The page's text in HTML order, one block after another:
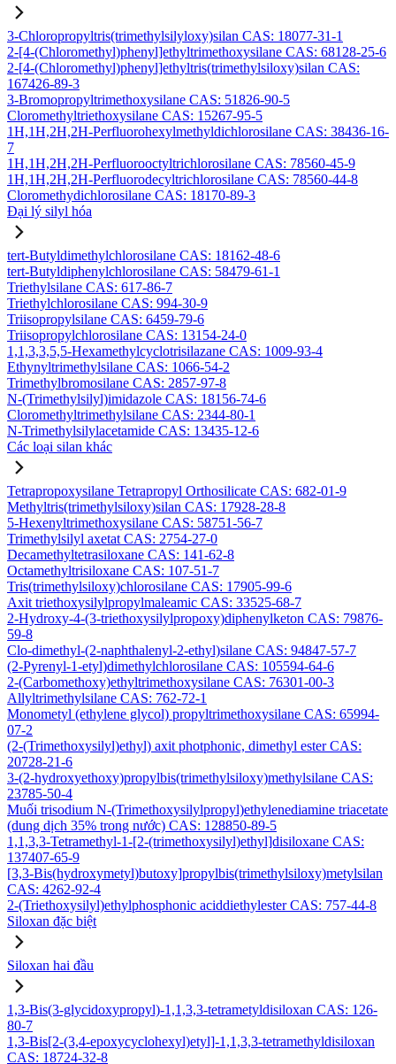
3-Chloropropyltris(trimethylsilyloxy)silan CAS: 18077-31-1
2-[4-(Chloromethyl)phenyl]ethyltrimethoxysilane CAS: 68128-25-6
2-[4-(Chloromethyl)phenyl]ethyltris(trimethylsiloxy)silan CAS:
167426-89-3
3-Bromopropyltrimethoxysilane CAS: 51826-90-5
Cloromethyltriethoxysilane CAS: 15267-95-5
1H,1H,2H,2H-Perfluorohexylmethyldichlorosilane CAS: 38436-16-
7
1H,1H,2H,2H-Perfluorooctyltrichlorosilane CAS: 78560-45-9
1H,1H,2H,2H-Perfluorodecyltrichlorosilane CAS: 78560-44-8
Cloromethydichlorosilane CAS: 18170-89-3
Đại lý silyl hóa
tert-Butyldimethylchlorosilane CAS: 18162-48-6
tert-Butyldiphenylchlorosilane CAS: 58479-61-1
Triethylsilane CAS: 617-86-7
Triethylchlorosilane CAS: 994-30-9
Triisopropylsilane CAS: 6459-79-6
Triisopropylchlorosilane CAS: 13154-24-0
1,1,3,3,5,5-Hexamethylcyclotrisilazane CAS: 1009-93-4
Ethynyltrimethylsilane CAS: 1066-54-2
Trimethylbromosilane CAS: 2857-97-8
N-(Trimethylsilyl)imidazole CAS: 18156-74-6
Cloromethyltrimethylsilane CAS: 2344-80-1
N-Trimethylsilylacetamide CAS: 13435-12-6
Các loại silan khác
Tetrapropoxysilane Tetrapropyl Orthosilicate CAS: 682-01-9
Methyltris(trimethylsiloxy)silan CAS: 17928-28-8
5-Hexenyltrimethoxysilane CAS: 58751-56-7
Trimethylsilyl axetat CAS: 2754-27-0
Decamethyltetrasiloxane CAS: 141-62-8
Octamethyltrisiloxane CAS: 107-51-7
Tris(trimethylsiloxy)chlorosilane CAS: 17905-99-6
Axit triethoxysilylpropylmaleamic CAS: 33525-68-7
2-Hydroxy-4-(3-triethoxysilylpropoxy)diphenylketon CAS: 79876-
59-8
Clo-dimethyl-(2-naphthalenyl-2-ethyl)silane CAS: 94847-57-7
(2-Pyrenyl-1-etyl)dimethylchlorosilane CAS: 105594-64-6
2-(Carbomethoxy)ethyltrimethoxysilane CAS: 76301-00-3
Allyltrimethylsilane CAS: 762-72-1
Monometyl (ethylene glycol) propyltrimethoxysilane CAS: 65994-
07-2
(2-(Trimethoxysilyl)ethyl) axit photphonic, dimethyl ester CAS:
20728-21-6
3-(2-hydroxyethoxy)propylbis(trimethylsiloxy)methylsilane CAS:
23785-50-4
Muối trisodium N-(Trimethoxysilylpropyl)ethylenediamine triacetate
(dung dịch 35% trong nước) CAS: 128850-89-5
1,1,3,3-Tetramethyl-1-[2-(trimethoxysilyl)ethyl]disiloxane CAS:
137407-65-9
[3,3-Bis(hydroxymetyl)butoxy]propylbis(trimethylsiloxy)metylsilan
CAS: 4262-92-4
2-(Triethoxysilyl)ethylphosphonic aciddiethylester CAS: 757-44-8
Siloxan đặc biệt
Siloxan hai đầu
1,3-Bis(3-glycidoxypropyl)-1,1,3,3-tetrametyldisiloxan CAS: 126-
80-7
1,3-Bis[2-(3,4-epoxycyclohexyl)etyl]-1,1,3,3-tetramethyldisiloxan
CAS: 18724-32-8